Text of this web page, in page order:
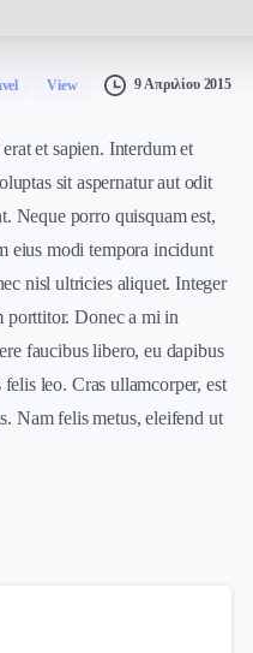
View 9 Απριλίου 2015
et sapien. Interdum et
sit aspernatur aut odit
Neque porro quisquam est,
eius modi tempora incidunt
nisl ultricies aliquet. Integer
porttitor. Donec a mi in
faucibus libero, eu dapibus
leo. Cras ullamcorper, est
Nam felis metus, eleifend ut